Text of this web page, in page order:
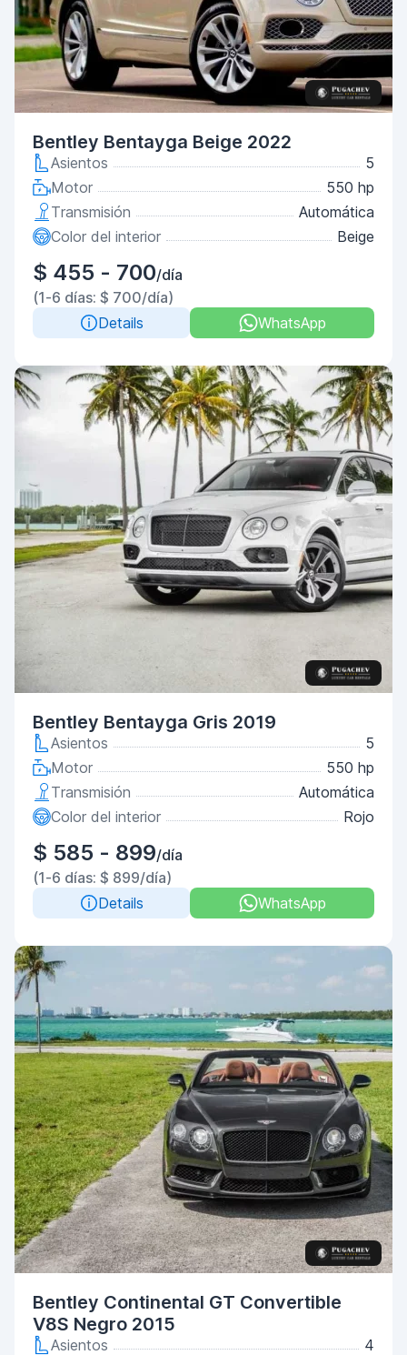
Bentley Bentayga Beige 2022
Asientos
5
Motor
550 hp
Transmisión
Automática
Color del interior
Beige
$ 455 - 700/día
(1-6 días: $ 700/día)
Details
WhatsApp
Bentley Bentayga Gris 2019
Asientos
5
Motor
550 hp
Transmisión
Automática
Color del interior
Rojo
$ 585 - 899/día
(1-6 días: $ 899/día)
Details
WhatsApp
Bentley Continental GT Convertible
V8S Negro 2015
Asientos
4